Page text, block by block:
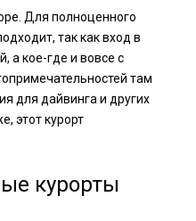
Для полноценного
так как вход в
а кое-где и вовсе с
там
для дайвинга и других
этот курорт
курорты